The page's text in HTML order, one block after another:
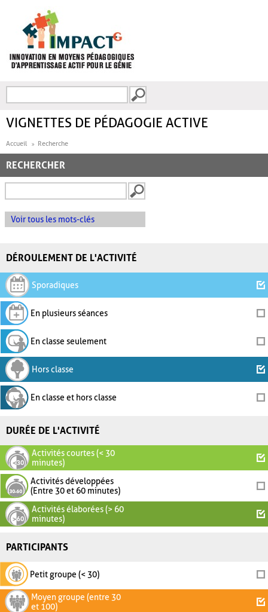
FORMULAIRE DE
VIGNETTES DE PÉDAGOGIE ACTIVE
Accueil Recherche
RECHERCHER
Voir tous les mots-clés
DÉROULEMENT DE L'ACTIVITÉ
Sporadiques
En plusieurs séances
En classe seulement
Hors classe
En classe et hors classe
DURÉE DE L'ACTIVITÉ
Activités courtes (< 30
minutes)
Activités développées
(Entre 30 et 60 minutes)
Activités élaborées (> 60
minutes)
PARTICIPANTS
Petit groupe (< 30)
Moyen groupe (entre 30
et 100)